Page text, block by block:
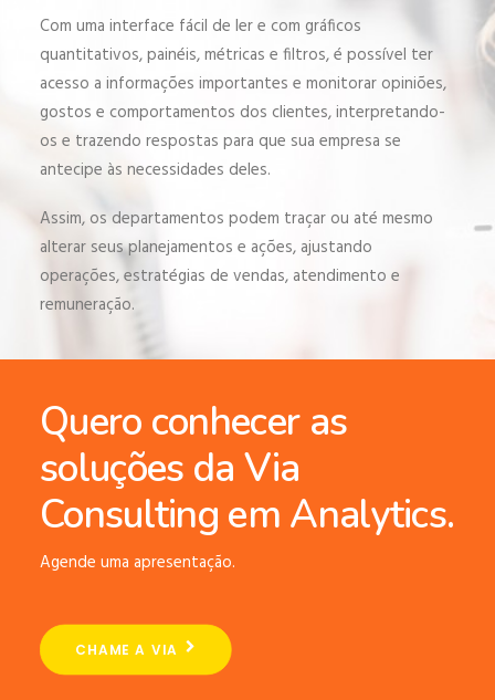
Com uma interface fácil de ler e com gráficos
quantitativos, painéis, métricas e filtros, é possível ter
acesso a informações importantes e monitorar opiniões,
gostos e comportamentos dos clientes, interpretando-
os e trazendo respostas para que sua empresa se
antecipe às necessidades deles.
Assim, os departamentos podem traçar ou até mesmo
alterar seus planejamentos e ações, ajustando
operações, estratégias de vendas, atendimento e
remuneração.
Quero conhecer as
soluções da Via
Consulting em Analytics.
Agende uma apresentação.
CHAME A VIA